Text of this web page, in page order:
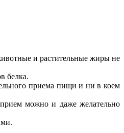
и растительные жиры не
белка.
приема пищи и ни в коем
можно и даже желательно